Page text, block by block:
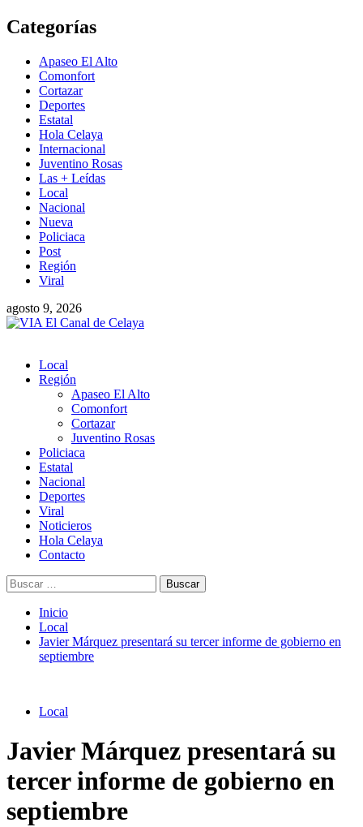
Saltar
al
Categorías
Apaseo El Alto
Comonfort
Cortazar
Deportes
Estatal
Hola Celaya
Internacional
Juventino Rosas
Las + Leídas
Local
Nacional
Nueva
Policiaca
Post
Región
Viral
agosto 9, 2026
Menú
principal
Local
Región
Apaseo El Alto
Comonfort
Cortazar
Juventino Rosas
Policiaca
Estatal
Nacional
Deportes
Viral
Noticieros
Hola Celaya
Contacto
Buscar:
Inicio
Local
Javier Márquez presentará su tercer informe de gobierno en
septiembre
Local
Javier Márquez presentará su
tercer informe de gobierno en
septiembre